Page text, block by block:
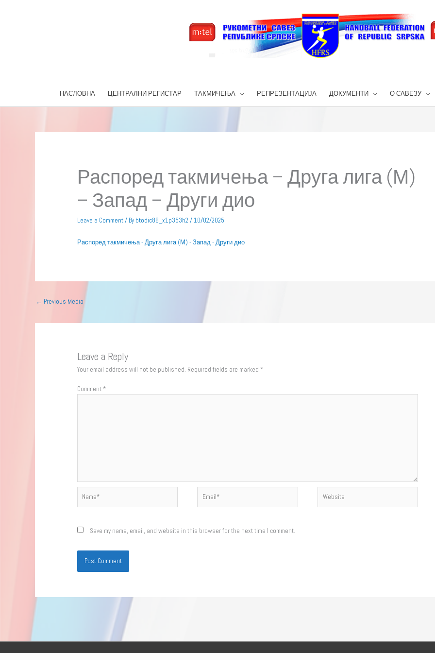
НАСЛОВНА ЦЕНТРАЛНИ РЕГИСТАР ТАКМИЧЕЊА РЕПРЕЗЕНТАЦИЈА ДОКУМЕНТИ О САВЕЗУ
Распоред такмичења – Друга лига (М)
– Запад – Други дио
Leave a Comment/ By btodic86_x1p353h2 / 10/02/2025
Распоред такмичења - Друга лига (М) - Запад - Други дио
← Previous Media
Leave a Reply
Your email address will not be published. Required fields are marked *
Comment *
Save my name, email, and website in this browser for the next time I comment.